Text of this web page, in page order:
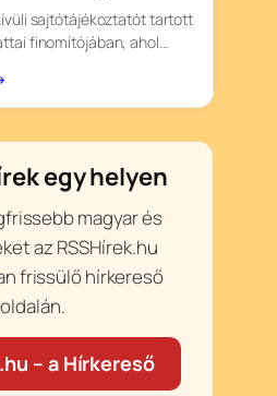
sajtótájékoztatót tartott
finomítójában, ahol…
egy helyen
magyar és
az RSSHírek.hu
frissülő hírkereső
oldalán.
– a Hírkereső